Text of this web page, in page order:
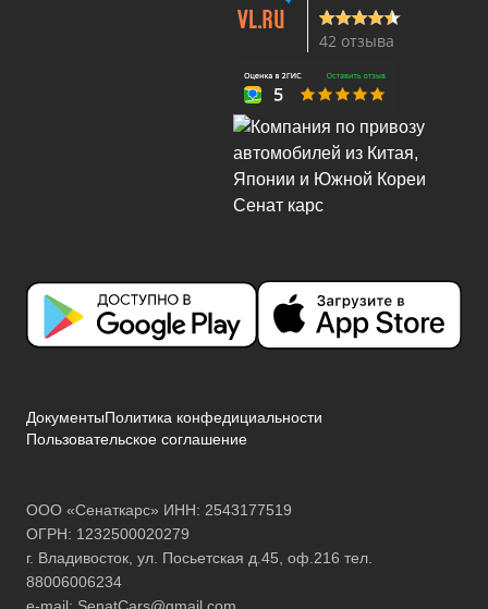
42 отзыва
ДокументыПолитика конфедициальности
Пользовательское соглашение
ООО «Сенаткарс» ИНН: 2543177519
ОГРН: 1232500020279
г. Владивосток, ул. Посьетская д.45, оф.216 тел.
88006006234